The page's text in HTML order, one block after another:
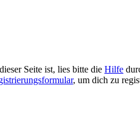
Seite ist, lies bitte die Hilfe
, um dich zu